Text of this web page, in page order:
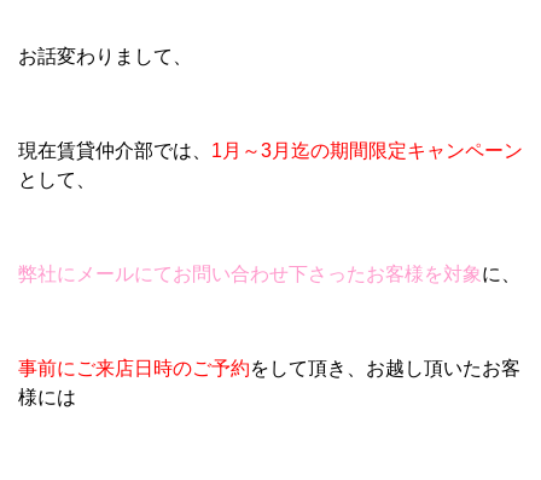
お話変わりまして、
現在賃貸仲介部では、 1月～3月迄の期間限定キャンペーン
として、
弊社にメールにてお問い合わせ下さったお客様を対象に、
事前にご来店日時のご予約をして頂き、お越し頂いたお客
様には